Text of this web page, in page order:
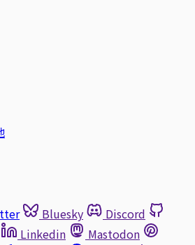
Bluesky
Discord
Linkedin
Mastodon